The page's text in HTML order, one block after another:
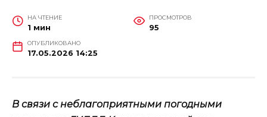
НА ЧТЕНИЕ
1 мин
ПРОСМОТРОВ
95
ОПУБЛИКОВАНО
17.05.2026 14:25
В связи с неблагоприятными погодными